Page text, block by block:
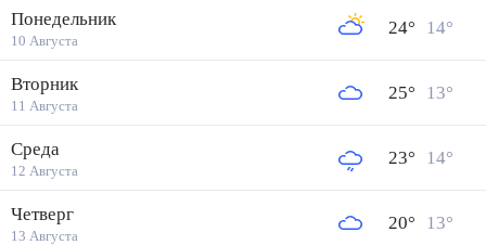
Понедельник
10 Августа
24° 14°
Вторник
11 Августа
25° 13°
Среда
12 Августа
23° 14°
Четверг
13 Августа
20° 13°